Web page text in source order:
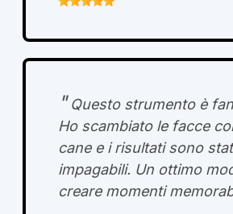
" Questo strumento è
Ho scambiato le facce
cane e i risultati sono
impagabili. Un ottimo
creare momenti